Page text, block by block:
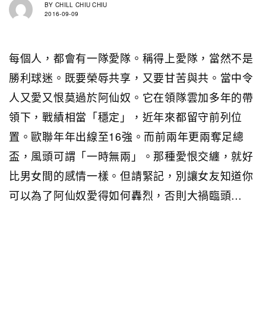
BY CHILL CHIU CHIU
2016-09-09
每個人，都會有一隊愛隊。稱得上愛隊，當然不是
勝利球迷。既要榮辱共享，又要甘苦與共。當中令
人又愛又恨莫過於阿仙奴。它在領隊雲加多年的帶
領下，戰績相當「穩定」，近年來都留守前列位
置。歐聯年年出線至16強。而前兩年更兩奪足總
盃，風頭可謂「一時無兩」。那種愛恨交纏，就好
比男女間的感情一樣。但請緊記，別讓女友知道你
可以為了阿仙奴愛得如何轟烈，否則大禍臨頭…